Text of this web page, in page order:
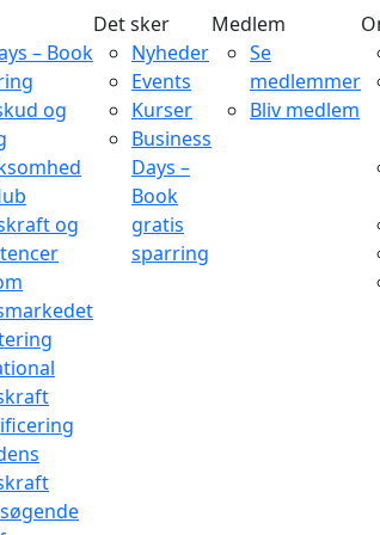
– Book
og
og
Det sker
Nyheder
Events
Kurser
Business
Days –
Book
gratis
sparring
Medlem
Se
medlemmer
Bliv medlem